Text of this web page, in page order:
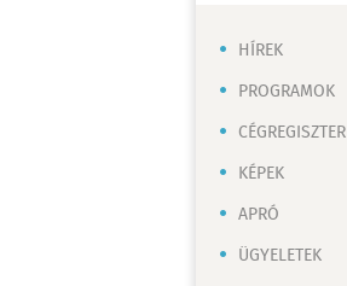
HÍREK
PROGRAMOK
CÉGREGISZTER
KÉPEK
APRÓ
ÜGYELETEK